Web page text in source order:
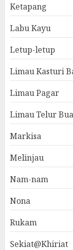
Ketapang
Labu Kayu
Letup-letup
Limau Kasturi
Limau Pagar
Limau Telur
Markisa
Melinjau
Nam-nam
Nona
Rukam
Sekiat@Khiriat